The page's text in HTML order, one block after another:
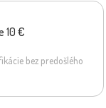
10 €
bez predošlého